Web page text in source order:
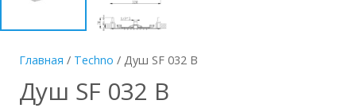
Главная / Techno / Душ SF 032 B
Душ SF 032 B